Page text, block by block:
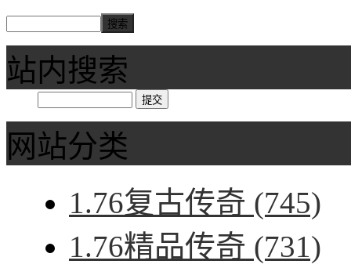
站内搜索
网站分类
1.76复古传奇 (745)
1.76精品传奇 (731)